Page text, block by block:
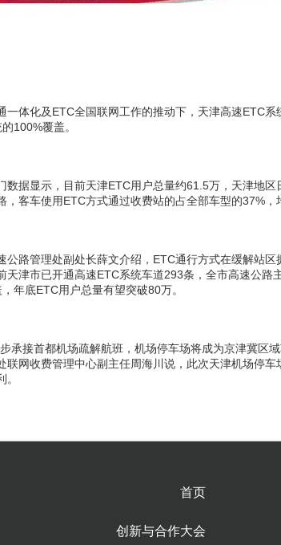
体化及ETC全国联网工作的推动下，天津高速ETC系
100%覆盖。
据显示，目前天津ETC用户总量约61.5万，天津地区
客车使用ETC方式通过收费站的占全部车型的37%，
路管理处副处长薛文介绍，ETC通行方式在缓解站区
天津市已开通高速ETC系统车道293条，全市高速公路
年底ETC用户总量有望突破80万。
接首都机场疏解航班，机场停车场将成为京津冀区域
联网收费管理中心副主任周海川说，此次天津机场停
首页
创新与合作大会